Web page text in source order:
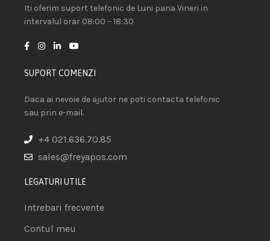
Iti oferim suport telefonic de Luni pana Vineri in
intervalul orar 08:00 – 18:30
SUPORT COMENZI
Daca ai nevoie de ajutor ne poti contacta telefonic
sau prin e-mail.
+4 021.636.70.85
sales@freyapos.com
LEGATURI UTILE
Intrebari frecvente
Contul meu